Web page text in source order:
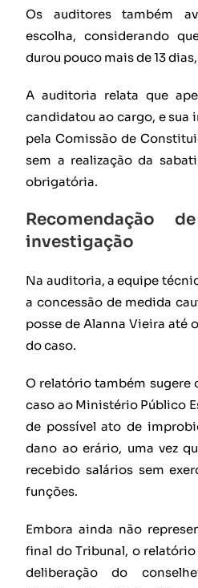
Os auditores também
escolha, considerando
durou pouco mais de 13
A auditoria relata que
candidatou ao cargo, e sua
pela Comissão de
sem a realização da
obrigatória.
Recomendação
investigação
Na auditoria, a equipe
a concessão de medida
posse de Alanna Vieira até
do caso.
O relatório também sugere
caso ao Ministério Público
de possível ato de
dano ao erário, uma vez
recebido salários sem
funções.
Embora ainda não
final do Tribunal, o
deliberação do